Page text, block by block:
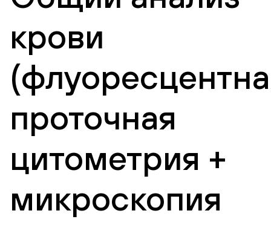
крови
проточная
цитометрия +
микроскопия